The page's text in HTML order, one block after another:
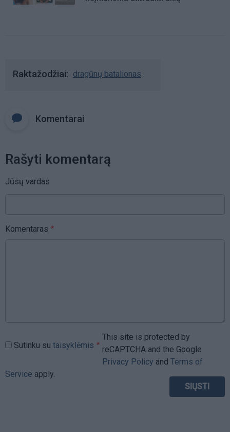
Raktažodžiai dragūnų batalionas
Komentarai
Rašyti komentarą
Jūsų vardas
Komentaras
Sutinku su taisyklėmis
This site is protected by
reCAPTCHA and the Google
Privacy Policy and Terms of
Service apply.